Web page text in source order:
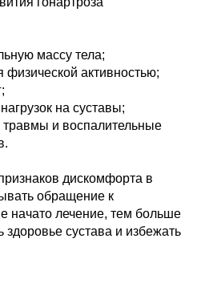
массу тела;
физической активностью;
на суставы;
травмы и воспалительные
дискомфорта в
обращение к
начато лечение, тем больше
здоровье сустава и избежать